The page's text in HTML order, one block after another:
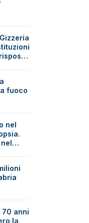
fuoco
nel
70 anni
la